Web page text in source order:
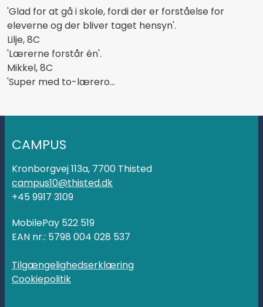
'Glad for at gå i skole, fordi der er forståelse for
eleverne og der bliver taget hensyn'.
Lilje, 8C
'Lærerne forstår én'.
Mikkel, 8C
'Super med to-lærero...
CAMPUS
Kronborgvej 113a, 7700 Thisted
campus10@thisted.dk
+45 9917 3109
MobilePay 522 519
EAN nr.: 5798 004 028 537
Tilgængelighedserklæring
Cookiepolitik